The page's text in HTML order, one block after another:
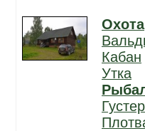
Охота
Кабан
Утка